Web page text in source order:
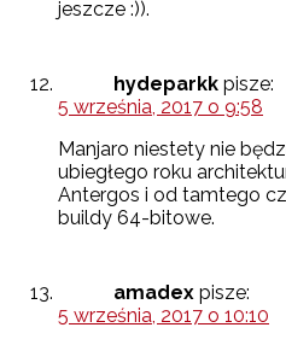
jeszcze :)).
hydeparkk pisze:
5 września, 2017 o 9:58
Manjaro niestety nie
ubiegłego roku
Antergos i od tamtego
buildy 64-bitowe.
amadex pisze:
5 września, 2017 o 10:10